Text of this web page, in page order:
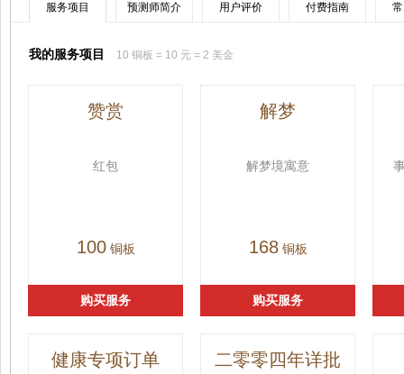
服务项目 预测师简介 用户评价 付费指南
我的服务项目 10 铜板 = 10 元 = 2 美金
赞赏
红包
100铜板
购买服务
解梦
解梦境寓意
168铜板
购买服务
健康专项订单 二零零四年详批